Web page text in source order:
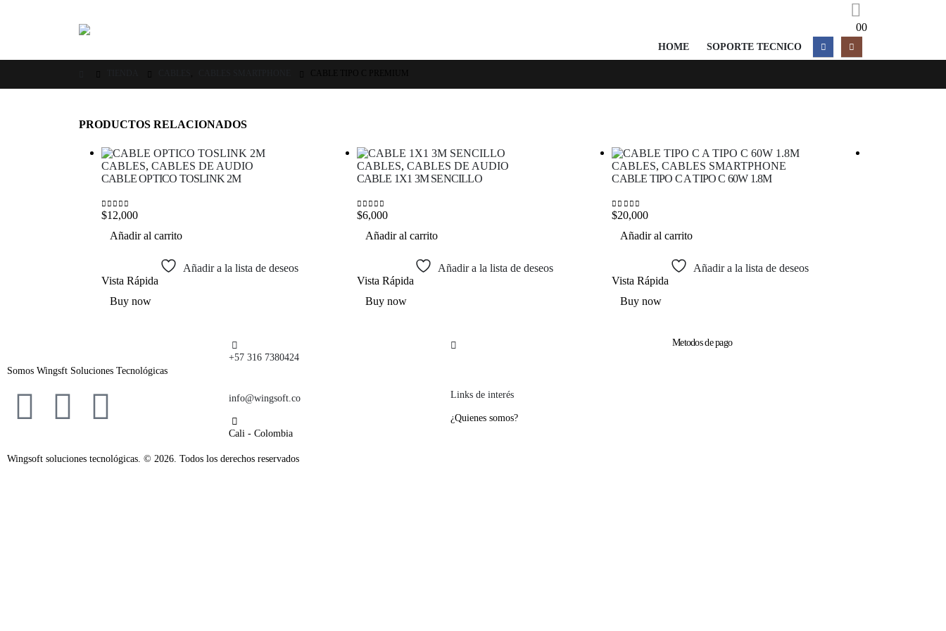
00
HOME SOPORTE TECNICO
PRODUCTOS RELACIONADOS
CABLES, CABLES DE AUDIO
CABLE OPTICO TOSLINK 2M
0out of 5
$12,000
Añadir al carrito
Añadir a la lista de deseos
Vista Rápida
Buy now
CABLES, CABLES DE AUDIO
CABLE 1X1 3M SENCILLO
0out of 5
$6,000
Añadir al carrito
Añadir a la lista de deseos
Vista Rápida
Buy now
CABLES,CABLES SMARTPHONE
CABLE TIPO C A TIPO C 60W 1.8M
0out of 5
$20,000
Añadir al carrito
Añadir a la lista de deseos
Vista Rápida
Buy now
Somos Wingsft Soluciones Tecnológicas
+57 316 7380424
info@wingsoft.co
Cali - Colombia
Links de interés
¿Quienes somos?
Metodos de pago
Wingsoft soluciones tecnológicas. © 2026. Todos los derechos reservados